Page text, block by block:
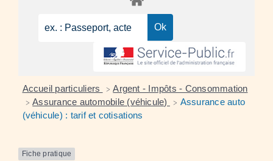
Accueil particuliers > Argent - Impôts - Consommation
> Assurance automobile (véhicule) > Assurance auto
(véhicule) : tarif et cotisations
Fiche pratique